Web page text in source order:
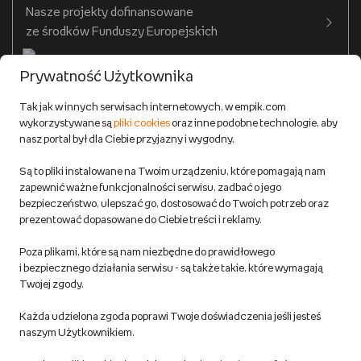
Zwroty
Reklamacje
Regulamin empik.com
Pozostałe Regulaminy Empiku
Polityka prywatności empik.com
produktów niebezpiecznych
Do 100 zł na pierwsze zakupy w aplikacji. Pobierz i
korzystaj z kodów zniżkowych.Dowiedz się więcej
Nasze projekty dofinansowane
ze środków Funduszy Europejskich
Prywatność Użytkownika
Tak jak w innych serwisach internetowych, w empik.com
wykorzystywane sąpliki cookiesoraz inne podobne technologie, aby
nasz portal był dla Ciebie przyjazny i wygodny.
Są to pliki instalowane na Twoim urządzeniu, które pomagają nam
zapewnić ważne funkcjonalności serwisu, zadbać o jego
bezpieczeństwo, ulepszać go, dostosować do Twoich potrzeb oraz
prezentować dopasowane do Ciebie treści i reklamy.
Poza plikami, które są nam niezbędne do prawidłowego
i bezpiecznego działania serwisu - są także takie, które wymagają
Twojej zgody.
Każda udzielona zgoda poprawi Twoje doświadczenia jeśli jesteś
naszym Użytkownikiem.